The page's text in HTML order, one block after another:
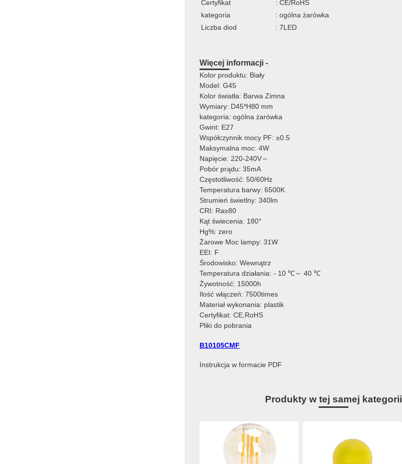
Certyfikat
: CE/RoHS
kategoria
: ogólna żarówka
Liczba diod
: 7LED
Więcej informacji -
Kolor produktu: Biały
Model: G45
Kolor światła: Barwa Zimna
Wymiary: D45*H80 mm
kategoria: ogólna żarówka
Gwint: E27
Współczynnik mocy PF: ≥0.5
Maksymalna moc: 4W
Napięcie: 220-240V～
Pobór prądu: 35mA
Częstotliwość: 50/60Hz
Temperatura barwy: 6500K
Strumień świetlny: 340lm
CRI: Ra≥80
Kąt świecenia: 180°
Hg%: zero
Żarowe Moc lampy: 31W
EEI: F
Środowisko: Wewnątrz
Temperatura działania: - 10 ℃～ 40 ℃
Żywotność: 15000h
Ilość włączeń: 7500times
Materiał wykonania: plastik
Certyfikat: CE,RoHS
Pliki do pobrania
B10105CMF
Instrukcja w formacie PDF
Produkty w tej samej kategorii